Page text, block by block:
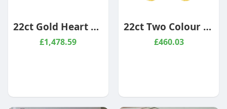
22ct Gold Heart Lock & Key Bangle (Openable)
£1,478.59
22ct Two Colour Gold Stud Earrings
£460.03